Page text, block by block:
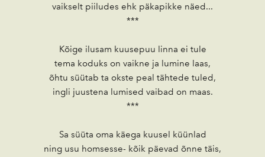
vaikselt piiludes ehk päkapikke näed...
***
Kõige ilusam kuusepuu linna ei tule
tema koduks on vaikne ja lumine laas,
õhtu süütab ta okste peal tähtede tuled,
ingli juustena lumised vaibad on maas.
***
Sa süüta oma käega kuusel küünlad
ning usu homsesse- kõik päevad õnne täis,